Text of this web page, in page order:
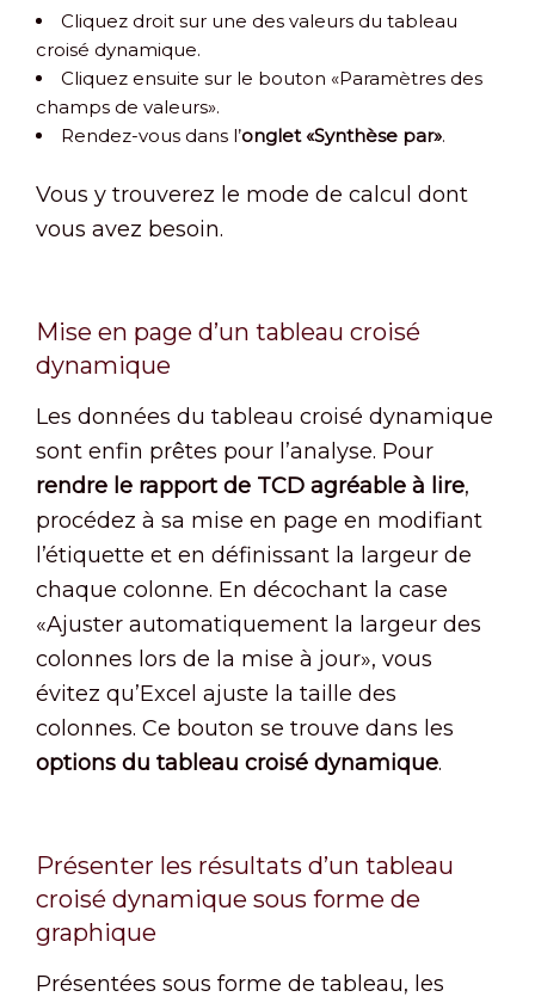
Cliquez droit sur une des valeurs du tableau
croisé dynamique.
Cliquez ensuite sur le bouton «Paramètres des
champs de valeurs».
Rendez-vous dans l’onglet «Synthèse par».
Vous y trouverez le mode de calcul dont
vous avez besoin.
Mise en page d’un tableau croisé
dynamique
Les données du tableau croisé dynamique
sont enfin prêtes pour l’analyse. Pour
rendre le rapport de TCD agréable à lire,
procédez à sa mise en page en modifiant
l’étiquette et en définissant la largeur de
chaque colonne. En décochant la case
«Ajuster automatiquement la largeur des
colonnes lors de la mise à jour», vous
évitez qu’Excel ajuste la taille des
colonnes. Ce bouton se trouve dans les
options du tableau croisé dynamique.
Présenter les résultats d’un tableau
croisé dynamique sous forme de
graphique
Présentées sous forme de tableau, les